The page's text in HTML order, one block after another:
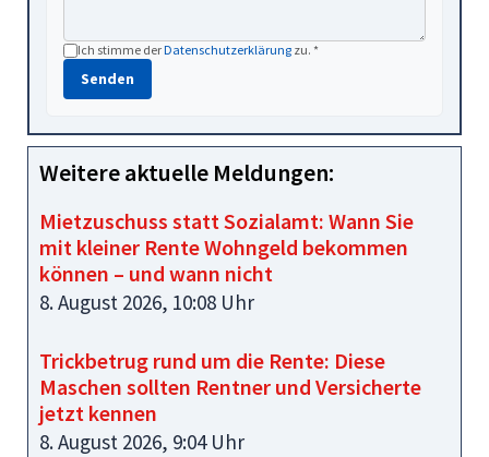
Ich stimme derDatenschutzerklärung zu. *
Senden
Weitere aktuelle Meldungen:
Mietzuschuss statt Sozialamt: Wann Sie
mit kleiner Rente Wohngeld bekommen
können – und wann nicht
8. August 2026, 10:08 Uhr
Trickbetrug rund um die Rente: Diese
Maschen sollten Rentner und Versicherte
jetzt kennen
8. August 2026, 9:04 Uhr